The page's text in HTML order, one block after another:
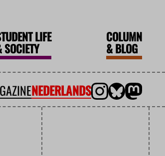
LIFE
SOCIETY
COLUMN
&BLOG
NEDERLANDS